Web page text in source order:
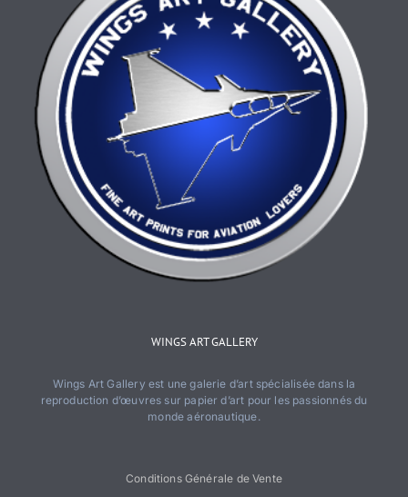
WINGS ART GALLERY
Wings Art Gallery est une galerie d’art spécialisée dans la
reproduction d’œuvres sur papier d’art pour les passionnés du
monde aéronautique.
Conditions Générale de Vente